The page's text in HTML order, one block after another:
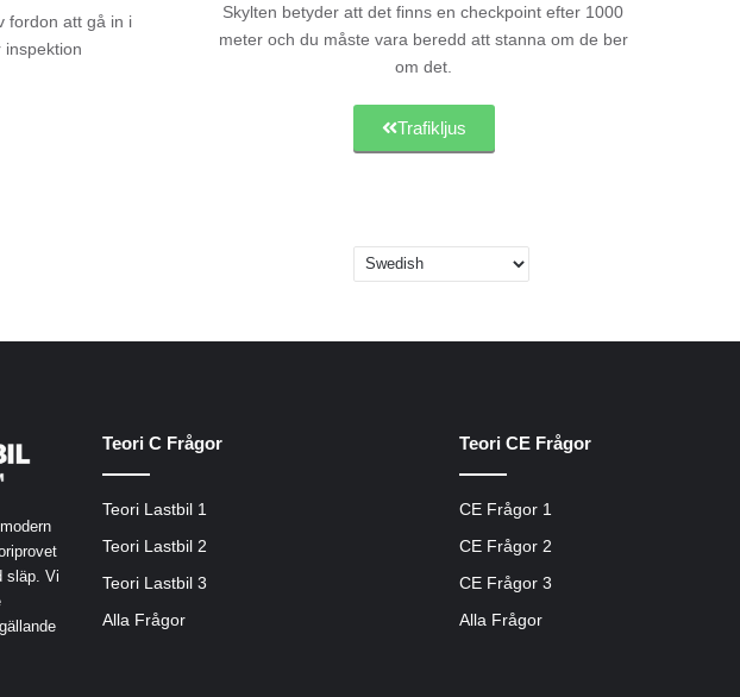
fordon att gå in i
inspektion
Skylten betyder att det finns en checkpoint efter 1000
meter och du måste vara beredd att stanna om de ber
om det.
Trafikljus
släp. Vi
Teori C Frågor
Teori Lastbil 1
Teori Lastbil 2
Teori Lastbil 3
Alla Frågor
Teori CE Frågor
CE Frågor 1
CE Frågor 2
CE Frågor 3
Alla Frågor